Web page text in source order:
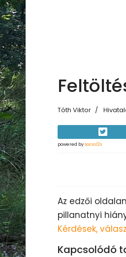
Tóth Viktor
powered bysocial2s
Az edzői
pillanatnyi
Kérdések,
Kapcsolódó